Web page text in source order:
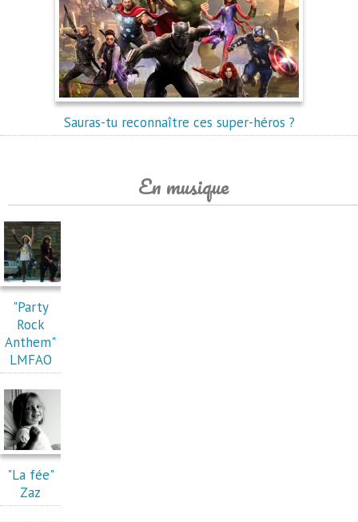
Sauras-tu reconnaître ces super-héros ?
En musique
"Party
Rock
Anthem"
LMFAO
"La fée"
Zaz